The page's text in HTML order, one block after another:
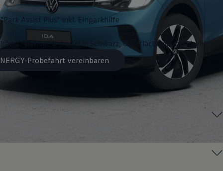
Assist Plus" inkl. Einparkhilfe
"Hamar" 8 J x 19 in Schwarz, Oberfläche glanzgedreht
Probefahrt vereinbaren